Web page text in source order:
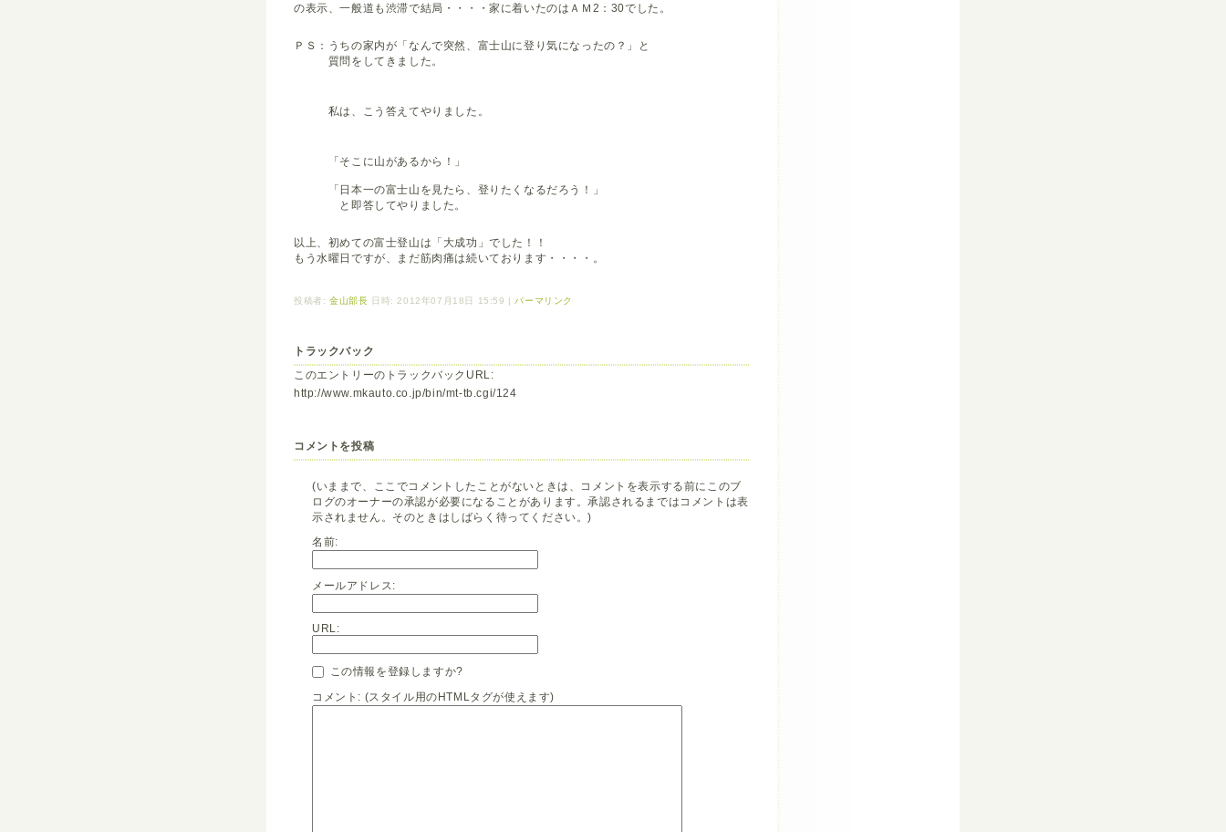
の表示、一般道も渋滞で結局・・・・家に着いたのはＡＭ2：30でした。
ＰＳ：うちの家内が「なんで突然、富士山に登り気になったの？」と
質問をしてきました。
私は、こう答えてやりました。
「そこに山があるから！」
「日本一の富士山を見たら、登りたくなるだろう！」
と即答してやりました。
以上、初めての富士登山は「大成功」でした！！
もう水曜日ですが、まだ筋肉痛は続いております・・・・。
投稿者: 金山部長 日時: 2012年07月18日 15:59 | パーマリンク
トラックバック
このエントリーのトラックバックURL:
http://www.mkauto.co.jp/bin/mt-tb.cgi/124
コメントを投稿
(いままで、ここでコメントしたことがないときは、コメントを表示する前にこのブ
ログのオーナーの承認が必要になることがあります。承認されるまではコメントは表
示されません。そのときはしばらく待ってください。)
名前:
メールアドレス:
URL:
この情報を登録しますか?
コメント: (スタイル用のHTMLタグが使えます)